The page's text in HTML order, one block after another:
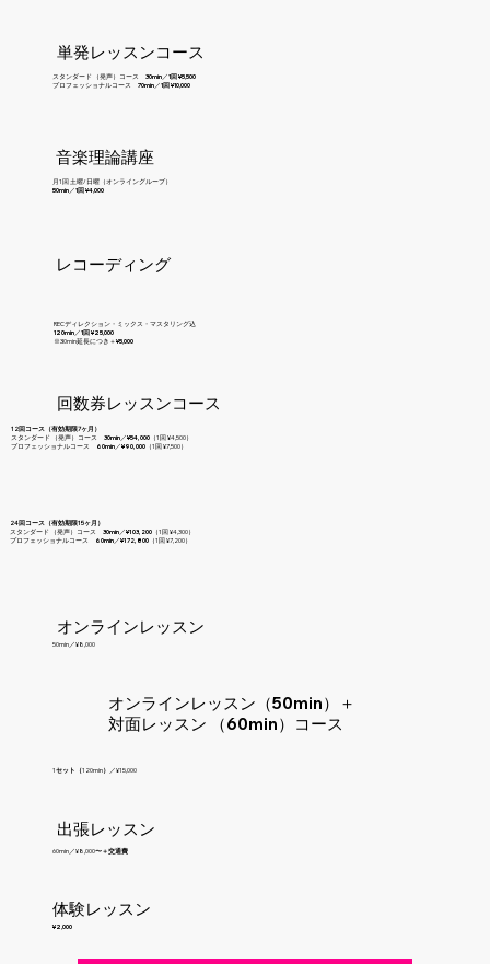
オンラインレッスン
50min／¥8,000
オンラインレッスン（50min）＋
対面レッスン （60min）コース
1セット（120min） ／¥15,000
出張レッスン
単発レッスンコース
60min／¥8,000〜＋交通費
スタンダード （発声）コース30min／1回 ¥5,500
プロフェッショナルコース70min／1回 ¥10,000
体験レッスン
音楽理論講座
¥2,000
月1回 土曜/日曜（オンライングループ）
50min／1回 ¥4,000
レコーディング
RECディレクション・ミックス・マスタリング込
120min／1回¥25,000
※30min延長につき＋¥5,000
回数券レッスンコース
12回コース（有効期限7ヶ月）
スタンダード （発声）コース 30min／¥54,000（1回 ¥4,500）
プロフェッショナルコース
60min／¥90,000（1回 ¥7,500）
24回コース（有効期限15ヶ月）
スタンダード （発声）コース30min／¥103,200 （1回 ¥4,300）
プロフェッショナルコース 60min／¥172,800 （1回 ¥7,200）